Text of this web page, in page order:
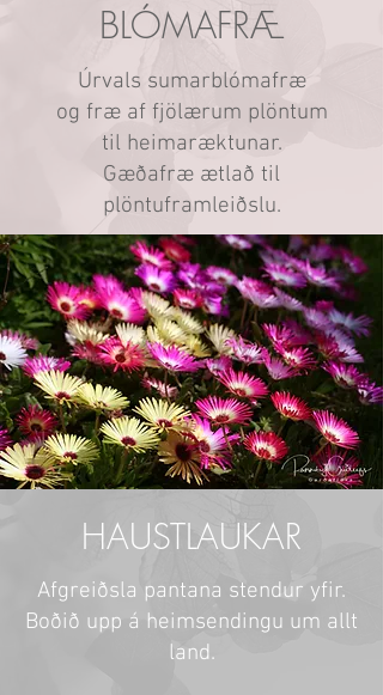
BLÓMAFRÆ
Úrvals sumarblómafræ
og fræ af fjölærum plöntum
til heimaræktunar.
Gæðafræ ætlað til
plöntuframleiðslu.
HAUSTLAUKAR
Afgreiðsla pantana stendur yfir.
Boðið upp á heimsendingu um allt
land.